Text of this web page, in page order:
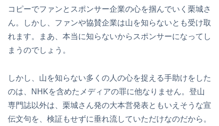
コピーでファンとスポンサー企業の心を掴んでいく栗城さ
ん。しかし、ファンや協賛企業は山を知らないとも受け取
れます。まあ、本当に知らないからスポンサーになってし
まうのでしょう。
しかし、山を知らない多くの人の心を捉える手助けをした
のは、NHKを含めたメディアの罪に他なりません。登山
専門誌以外は、栗城さん発の大本営発表ともいえそうな宣
伝文句を、検証もせずに垂れ流していただけなのだから。